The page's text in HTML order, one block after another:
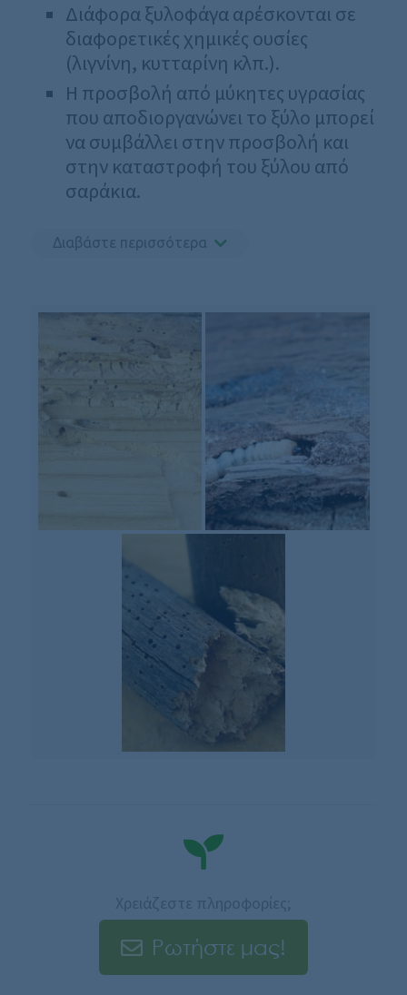
Διάφορα ξυλοφάγα αρέσκονται σε
διαφορετικές χημικές ουσίες
(λιγνίνη, κυτταρίνη κλπ.).
Η προσβολή από μύκητες υγρασίας
που αποδιοργανώνει το ξύλο μπορεί
να συμβάλλει στην προσβολή και
στην καταστροφή του ξύλου από
σαράκια.
Διαβάστε περισσότερα
Χρειάζεστε πληροφορίες;
Ρωτήστε μας!